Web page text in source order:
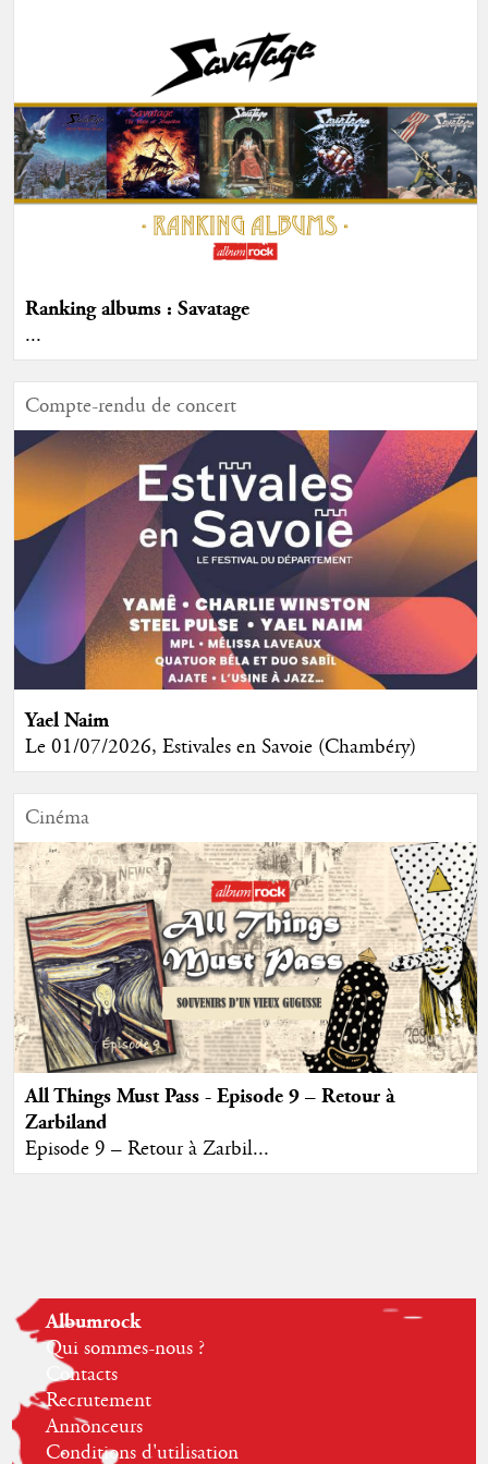
Ranking albums : Savatage
...
Compte-rendu de concert
Yael Naim
Le 01/07/2026, Estivales en Savoie (Chambéry)
Cinéma
All Things Must Pass - Episode 9 – Retour à
Zarbiland
Episode 9 – Retour à Zarbil...
Albumrock
Qui sommes-nous ?
Contacts
Recrutement
Annonceurs
Conditions d'utilisation